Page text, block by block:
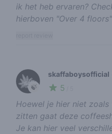
ik het heb ervaren?
hierboven "Over 4 floors"
🍃
skaffaboysofficial
5
Hoewel je hier niet
zitten gaat deze
Je kan hier veel